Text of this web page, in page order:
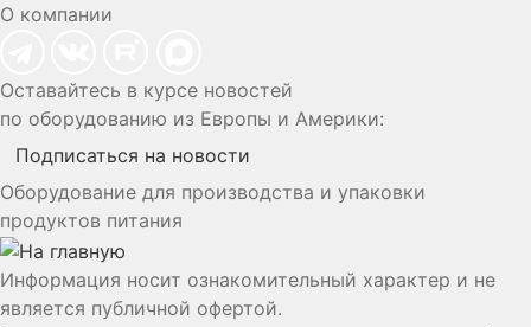
О компании
Оставайтесь в курсе новостей
по оборудованию из Европы и Америки:
Подписаться на новости
Оборудование для производства и упаковки
продуктов питания
Информация носит ознакомительный характер и не
является публичной офертой.